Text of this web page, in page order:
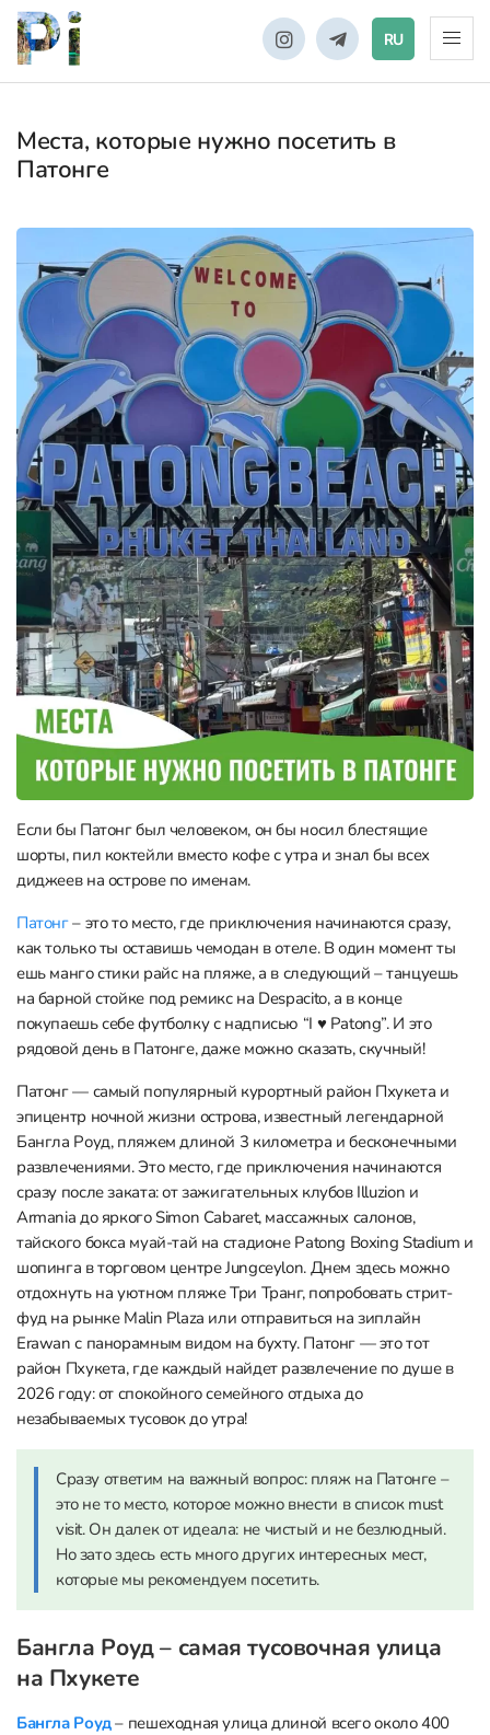
RU
Места, которые нужно посетить в
Патонге
Если бы Патонг был человеком, он бы носил блестящие
шорты, пил коктейли вместо кофе с утра и знал бы всех
диджеев на острове по именам.
Патонг– это то место, где приключения начинаются сразу,
как только ты оставишь чемодан в отеле. В один момент ты
ешь манго стики райс на пляже, а в следующий – танцуешь
на барной стойке под ремикс на Despacito, а в конце
покупаешь себе футболку с надписью “I ♥️ Patong”. И это
рядовой день в Патонге, даже можно сказать, скучный!
Патонг — самый популярный курортный район Пхукета и
эпицентр ночной жизни острова, известный легендарной
Бангла Роуд, пляжем длиной 3 километра и бесконечными
развлечениями. Это место, где приключения начинаются
сразу после заката: от зажигательных клубов Illuzion и
Armania до яркого Simon Cabaret, массажных салонов,
тайского бокса муай-тай на стадионе Patong Boxing Stadium и
шопинга в торговом центре Jungceylon. Днем здесь можно
отдохнуть на уютном пляже Три Транг, попробовать стрит-
фуд на рынке Malin Plaza или отправиться на зиплайн
Erawan с панорамным видом на бухту. Патонг — это тот
район Пхукета, где каждый найдет развлечение по душе в
2026 году: от спокойного семейного отдыха до
незабываемых тусовок до утра!
Сразу ответим на важный вопрос: пляж на Патонге –
это не то место, которое можно внести в список must
visit. Он далек от идеала: не чистый и не безлюдный.
Но зато здесь есть много других интересных мест,
которые мы рекомендуем посетить.
Бангла Роуд – самая тусовочная улица
на Пхукете
Бангла Роуд– пешеходная улица длиной всего около 400